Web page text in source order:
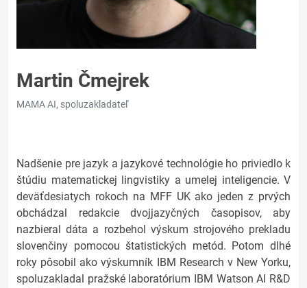
Martin Čmejrek
MAMA AI, spoluzakladateľ
Nadšenie pre jazyk a jazykové technológie ho priviedlo k
štúdiu matematickej lingvistiky a umelej inteligencie. V
deväťdesiatych rokoch na MFF UK ako jeden z prvých
obchádzal redakcie dvojjazyčných časopisov, aby
nazbieral dáta a rozbehol výskum strojového prekladu
slovenčiny pomocou štatistických metód. Potom dlhé
roky pôsobil ako výskumník IBM Research v New Yorku,
spoluzakladal pražské laboratórium IBM Watson AI R&D